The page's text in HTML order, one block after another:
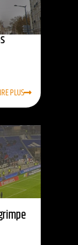
PLUS